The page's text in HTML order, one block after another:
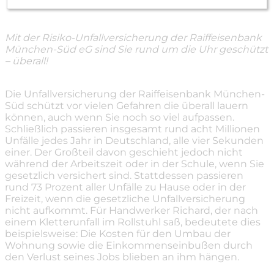
Mit der Risiko-Unfallversicherung der Raiffeisenbank
München-Süd eG sind Sie rund um die Uhr geschützt
– überall!
Die Unfallversicherung der Raiffeisenbank München-
Süd schützt vor vielen Gefahren die überall lauern
können, auch wenn Sie noch so viel aufpassen.
Schließlich passieren insgesamt rund acht Millionen
Unfälle jedes Jahr in Deutschland, alle vier Sekunden
einer. Der Großteil davon geschieht jedoch nicht
während der Arbeitszeit oder in der Schule, wenn Sie
gesetzlich versichert sind. Stattdessen passieren
rund 73 Prozent aller Unfälle zu Hause oder in der
Freizeit, wenn die gesetzliche Unfallversicherung
nicht aufkommt. Für Handwerker Richard, der nach
einem Kletterunfall im Rollstuhl saß, bedeutete dies
beispielsweise: Die Kosten für den Umbau der
Wohnung sowie die Einkommenseinbußen durch
den Verlust seines Jobs blieben an ihm hängen.